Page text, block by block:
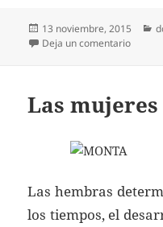
Publicado
el
13 noviembre, 2015
Deja un comentarioen No
Las
Las hembras
los tiempos, el